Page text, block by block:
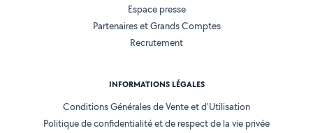
Espace presse
Partenaires et Grands Comptes
Recrutement
INFORMATIONS LÉGALES
Conditions Générales de Vente et d'Utilisation
Politique de confidentialité et de respect de la vie privée